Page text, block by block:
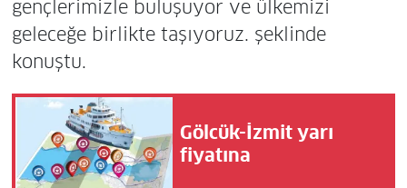
gençlerimizle buluşuyor ve ülkemizi
geleceğe birlikte taşıyoruz. şeklinde
konuştu.
Gölcük-İzmit yarı
fiyatına